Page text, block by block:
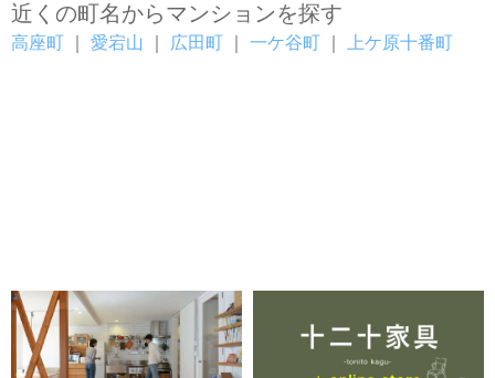
近くの町名からマンションを探す
高座町 愛宕山 広田町 一ケ谷町 上ケ原十番町